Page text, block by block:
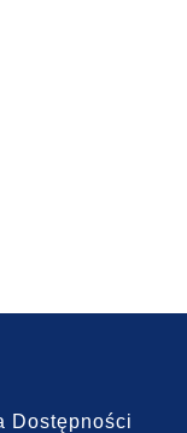
Dostępności